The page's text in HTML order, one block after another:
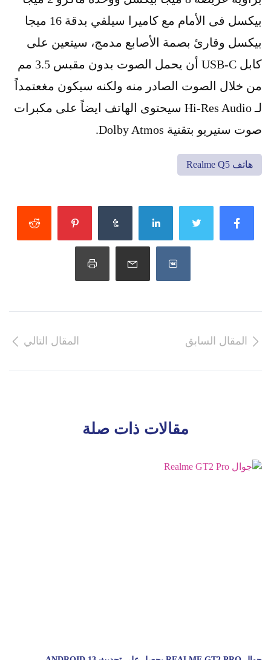
بيكسل فى الأمام مع كاميرا سيلفي بدقة 16 ميجا
بيكسل وقارئ بصمة الأصابع مدمج، سيتعين على
كابل USB-C أن يحمل الصوت بدون مقبس 3.5 مم
من خلال الصوت الصادر منه ولكنه سيكون مغعتمداً
لـ Hi-Res Audio سيحتوى الهاتف ايضاً على مكبرات
صوت ستيريو بتقنية Dolby Atmos.
هاتف Realme Q5
المقال السابق المقال التالي
مقالات ذات صلة